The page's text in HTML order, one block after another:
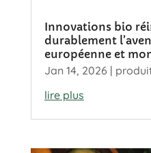
Innovations bio
durablement
européenne et
Jan 14, 2026 |
lire plus